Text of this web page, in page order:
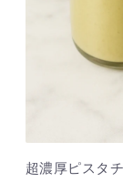
超濃厚ピスタ